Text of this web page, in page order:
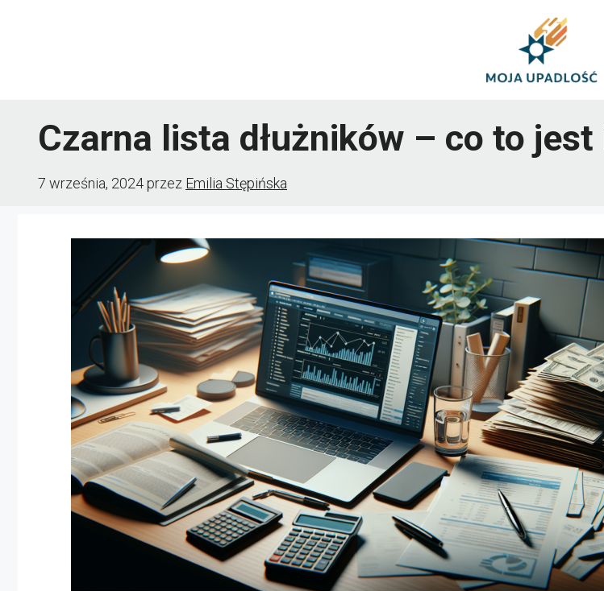
Czarna lista dłużników – co to
7 września, 2024przez Emilia Stępińska